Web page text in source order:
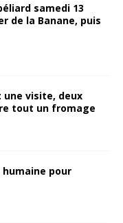
samedi 13
de la Banane, puis
une visite, deux
tout un fromage
pour